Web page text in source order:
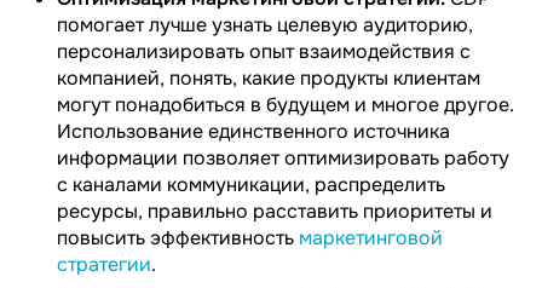
помогает лучше узнать целевую аудиторию,
персонализировать опыт взаимодействия с
компанией, понять, какие продукты клиентам
могут понадобиться в будущем и многое другое.
Использование единственного источника
информации позволяет оптимизировать работу
с каналами коммуникации, распределить
ресурсы, правильно расставить приоритеты и
повысить эффективность маркетинговой
стратегии.